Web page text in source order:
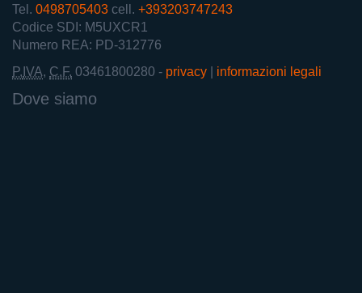
Tel. 0498705403 cell. +393203747243
Codice SDI: M5UXCR1
Numero REA: PD-312776
P. IVA, C.F. 03461800280 - privacy informazioni legali
Dove siamo